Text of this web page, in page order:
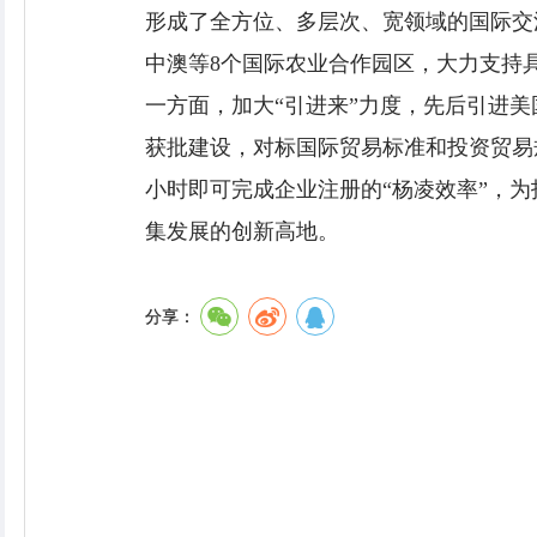
形成了全方位、多层次、宽领域的国际
中澳等8个国际农业合作园区，大力支持
一方面，加大“引进来”力度，先后引进
获批建设，对标国际贸易标准和投资贸
小时即可完成企业注册的“杨凌效率”，
集发展的创新高地。
分享：